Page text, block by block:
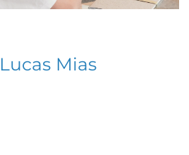
Lucas Mias